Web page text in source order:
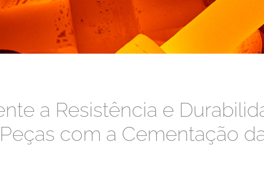
a Resistência e
com a Cementação